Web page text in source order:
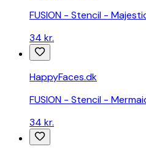
FUSION - Stencil -
34 kr.
HappyFaces.dk
FUSION - Stencil -
34 kr.